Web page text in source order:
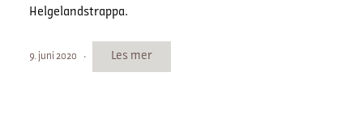
Helgelandstrappa.
9. juni 2020 Les mer